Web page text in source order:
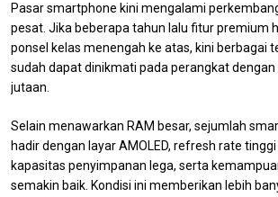
Pasar smartphone kini mengalami
pesat. Jika beberapa tahun lalu fitur premium
ponsel kelas menengah ke atas, kini berbagai
sudah dapat dinikmati pada perangkat
jutaan.
Selain menawarkan RAM besar, sejumlah
hadir dengan layar AMOLED, refresh rate
kapasitas penyimpanan lega, serta
semakin baik. Kondisi ini memberikan lebih